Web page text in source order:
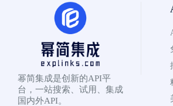
幂简集成是创新的API平
台，一站搜索、试用、集成
国内外API。